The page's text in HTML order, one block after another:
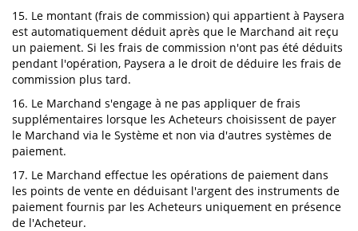
15. Le montant (frais de commission) qui appartient à Paysera
est automatiquement déduit après que le Marchand ait reçu
un paiement. Si les frais de commission n'ont pas été déduits
pendant l'opération, Paysera a le droit de déduire les frais de
commission plus tard.
16. Le Marchand s'engage à ne pas appliquer de frais
supplémentaires lorsque les Acheteurs choisissent de payer
le Marchand via le Système et non via d'autres systèmes de
paiement.
17. Le Marchand effectue les opérations de paiement dans
les points de vente en déduisant l'argent des instruments de
paiement fournis par les Acheteurs uniquement en présence
de l'Acheteur.